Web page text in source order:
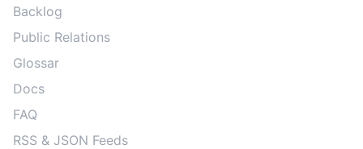
Backlog
Public Relations
Glossar
Docs
FAQ
RSS & JSON Feeds